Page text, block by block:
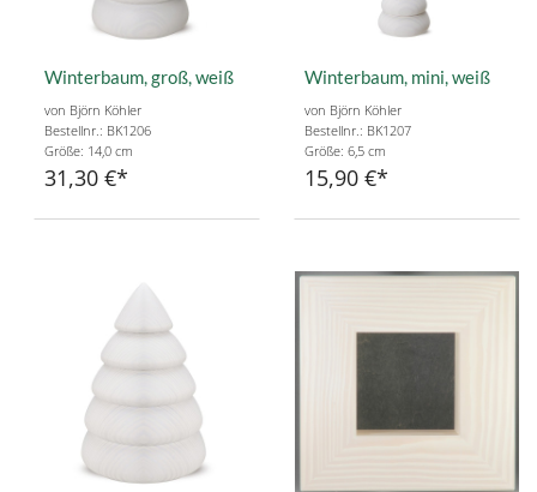
Winterbaum, groß, weiß
von Björn Köhler
Bestellnr.: BK1206
Größe: 14,0 cm
31,30 €
Winterbaum, mini, weiß
von Björn Köhler
Bestellnr.: BK1207
Größe: 6,5 cm
15,90 €